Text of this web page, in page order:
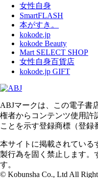
女性自身
SmartFLASH
本がすき。
kokode.jp
kokode Beauty
Mart SELECT SHOP
女性自身百貨店
kokode.jp GIFT
ABJマークは、この電子書
権者からコンテンツ使用許
ことを示す登録商標（登録
本サイトに掲載されている
製行為を固く禁止します。
す。
© Kobunsha Co., Ltd All